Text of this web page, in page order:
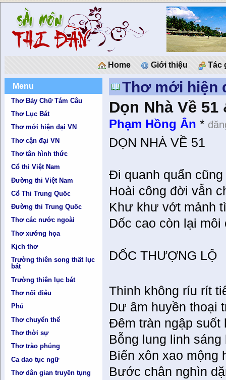
Home Giới thiệu Tác
Menu
Thơ Bảy Chữ Tám Câu
Thơ Lục Bát
Thơ mới hiện đại VN
Thơ cận đại VN
Thơ tân hình thức
Cổ thi Việt Nam
Đường thi Việt Nam
Cổ Thi Trung Quốc
Đường thi Trung Quốc
Thơ các nước ngoài
Thơ xướng họa
Kịch thơ
Trường thiên song thất lục
bát
Trường thiên lục bát
Thơ nối điêu
Phú
Thơ chuyển thể
Thơ thời sự
Thơ trào phúng
Ca dao tục ngữ
Thơ dân gian truyền tụng
Thơ mới hiện
Dọn Nhà Về
Phạm Hồng Ân *
DỌN NHÀ VỀ 51
Đi quanh quẩn
Hoài công đời vẫn
Khư khư vớt mảnh
Dốc cao còn lại
DỐC THƯỢNG LỘ
Thinh không ríu rít
Dư âm huyền thoại
Đêm tràn ngập suốt
Bỗng lung linh
Biển xôn xao mộng
Bước chân nghìn